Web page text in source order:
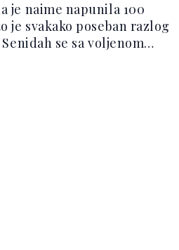
je naime napunila 100
je svakako poseban razlog
se sa voljenom
za društvenu mrežu